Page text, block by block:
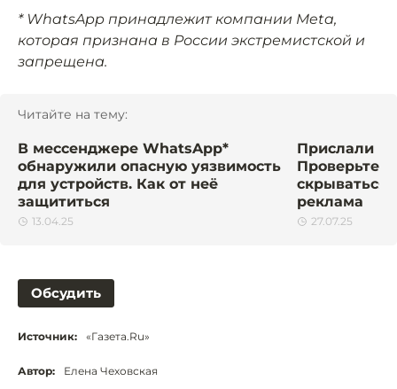
* WhatsApp принадлежит компании Meta,
которая признана в России экстремистской и
запрещена.
Читайте на тему:
В мессенджере WhatsApp*
обнаружили опасную уязвимость
для устройств. Как от неё
защититься
13.04.25
Прислали
Проверьте
скрываться
реклама
27.07.25
Обсудить
Источник: «Газета.Ru»
Автор: Елена Чеховская